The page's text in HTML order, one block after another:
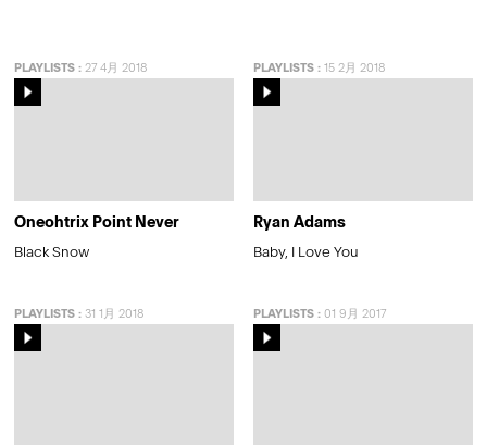
PLAYLISTS : 27 4月 2018
Oneohtrix Point Never
Black Snow
PLAYLISTS:15 2月 2018
Ryan Adams
Baby, I Love You
PLAYLISTS : 31 1月 2018 PLAYLISTS:01 9月 2017